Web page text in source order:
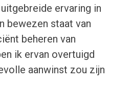
ervaring in
bewezen staat van
beheren van
ik ervan overtuigd
aanwinst zou zijn